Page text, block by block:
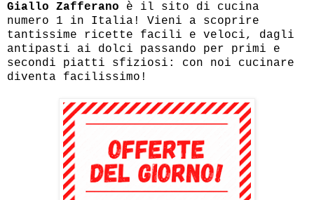
Giallo Zafferano è il sito di cucina
numero 1 in Italia! Vieni a scoprire
tantissime ricette facili e veloci, dagli
antipasti ai dolci passando per primi e
secondi piatti sfiziosi: con noi cucinare
diventa facilissimo!